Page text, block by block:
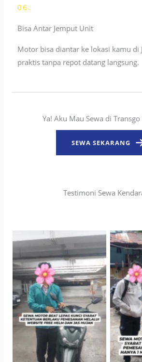
06.
Bisa Antar Jemput Unit
Motor bisa diantar ke lokasi kamu di
praktis tanpa repot datang langsung.
Ya! Aku Mau Sewa di Transgo
SEWA SEKARANG
Testimoni Sewa
TNo Caption